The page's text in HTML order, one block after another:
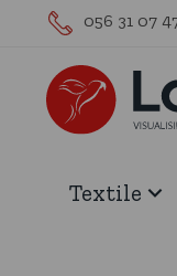
056 31 07
Textile